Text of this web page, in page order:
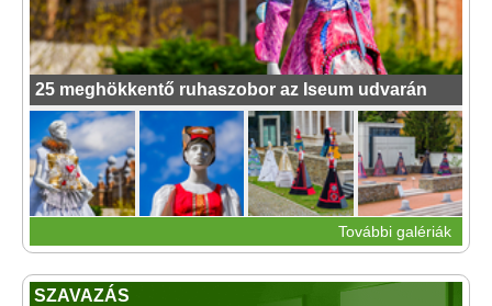
25 meghökkentő ruhaszobor az Iseum udvarán
További galériák
SZAVAZÁS